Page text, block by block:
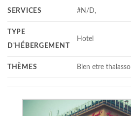
SERVICES #N/D,
TYPE
D'HÉBERGEMENT
Hotel
THÈMES Bien etre thalasso